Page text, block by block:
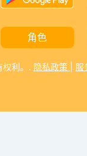
角色
利。. 隐私政策 服